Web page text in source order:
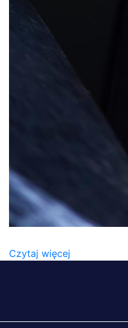
Czytaj więcej